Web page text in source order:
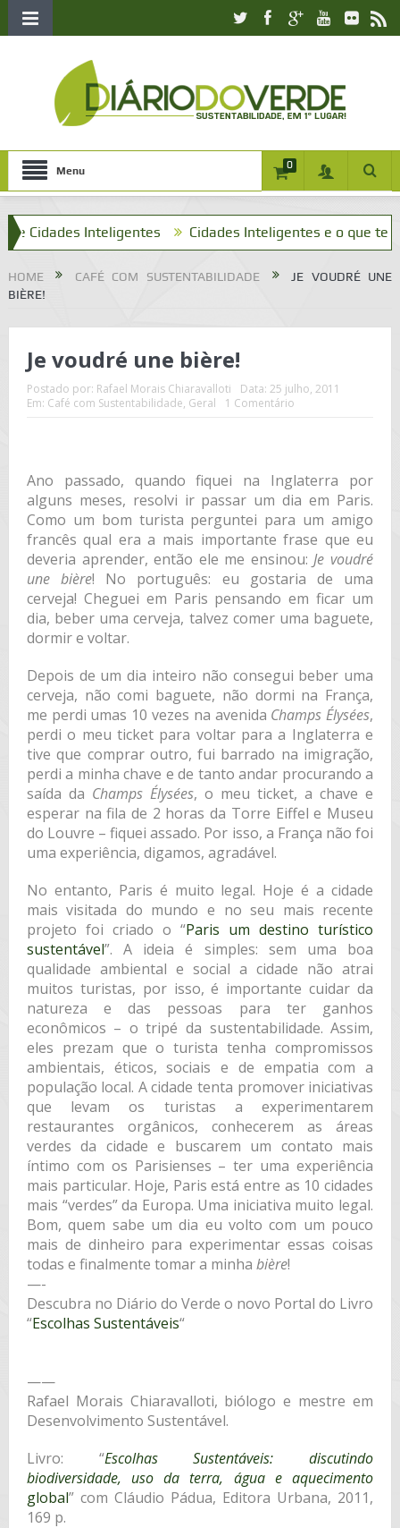
Menu 0
Inteligentes Cidades Inteligentes e o que tenho a
HOME CAFÉ COM SUSTENTABILIDADE
JE VOUDRÉ UNE
BIÈRE!
Je voudré une bière!
Postado por: Rafael Morais Chiaravalloti Data: 25 julho, 2011
Em: Café com Sustentabilidade, Geral 1 Comentário
Ano passado, quando fiquei na Inglaterra por
alguns meses, resolvi ir passar um dia em Paris.
Como um bom turista perguntei para um amigo
francês qual era a mais importante frase que eu
deveria aprender, então ele me ensinou:Je voudré
une bière! No português: eu gostaria de uma
cerveja! Cheguei em Paris pensando em ficar um
dia, beber uma cerveja, talvez comer uma baguete,
dormir e voltar.
Depois de um dia inteiro não consegui beber uma
cerveja, não comi baguete, não dormi na França,
me perdi umas 10 vezes na avenida Champs Élysées,
perdi o meu ticket para voltar para a Inglaterra e
tive que comprar outro, fui barrado na imigração,
perdi a minha chave e de tanto andar procurando a
saída da Champs Élysées, o meu ticket, a chave e
esperar na fila de 2 horas da Torre Eiffel e Museu
do Louvre – fiquei assado. Por isso, a França não foi
uma experiência, digamos, agradável.
No entanto, Paris é muito legal. Hoje é a cidade
mais visitada do mundo e no seu mais recente
projeto foi criado o “Paris um destino turístico
sustentável”. A ideia é simples: sem uma boa
qualidade ambiental e social a cidade não atrai
muitos turistas, por isso, é importante cuidar da
natureza e das pessoas para ter ganhos
econômicos – o tripé da sustentabilidade. Assim,
eles prezam que o turista tenha compromissos
ambientais, éticos, sociais e de empatia com a
população local. A cidade tenta promover iniciativas
que levam os turistas a experimentarem
restaurantes orgânicos, conhecerem as áreas
verdes da cidade e buscarem um contato mais
íntimo com os Parisienses – ter uma experiência
mais particular. Hoje, Paris está entre as 10 cidades
mais “verdes” da Europa. Uma iniciativa muito legal.
Bom, quem sabe um dia eu volto com um pouco
mais de dinheiro para experimentar essas coisas
todas e finalmente tomar a minha bière!
—-
Descubra no Diário do Verde o novo Portal do Livro
“Escolhas Sustentáveis“
——
Rafael Morais Chiaravalloti, biólogo e mestre em
Desenvolvimento Sustentável.
Livro: “Escolhas Sustentáveis: discutindo
biodiversidade, uso da terra, água e aquecimento
global” com Cláudio Pádua, Editora Urbana, 2011,
169 p.